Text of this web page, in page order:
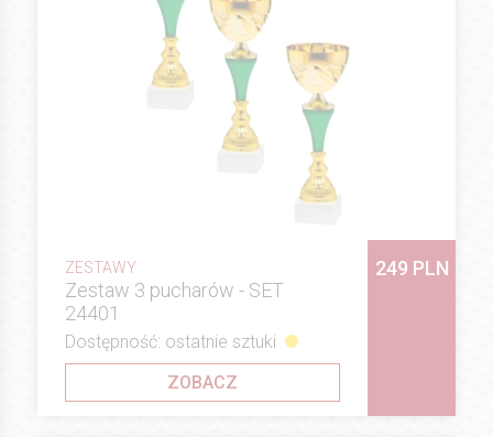
ZESTAWY
Zestaw 3 pucharów - SET
24401
249 PLN
Dostępność: ostatnie sztuki
ZOBACZ